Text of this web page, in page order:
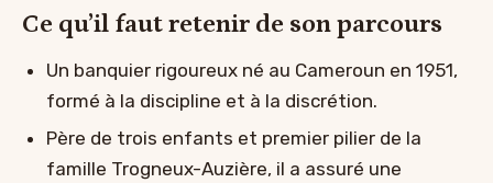
Ce qu’il faut retenir de son parcours
Un banquier rigoureux né au Cameroun en 1951,
formé à la discipline et à la discrétion.
Père de trois enfants et premier pilier de la
famille Trogneux-Auzière, il a assuré une